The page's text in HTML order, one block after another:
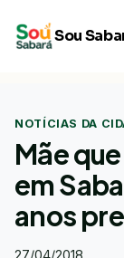
para
Sou
NOTÍCIAS DA
Mãe
em
anos
27/04/2018